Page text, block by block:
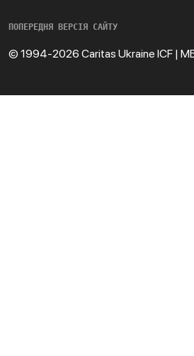
ПОПЕРЕДНЯ ВЕРСІЯ САЙТУ
© 1994-2026 Caritas Ukraine ICF |